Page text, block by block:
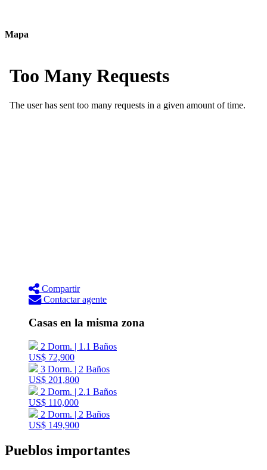
Mapa
Compartir
Contactar agente
Casas en la misma zona
2 Dorm. | 1.1 Baños
US$ 72,900
3 Dorm. | 2 Baños
US$ 201,800
2 Dorm. | 2.1 Baños
US$ 110,000
2 Dorm. | 2 Baños
US$ 149,900
Pueblos importantes